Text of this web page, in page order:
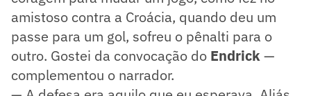
amistoso contra a Croácia, quando deu um
passe para um gol, sofreu o pênalti para o
outro. Gostei da convocação do Endrick—
complementou o narrador.